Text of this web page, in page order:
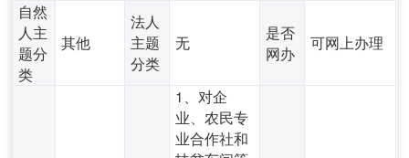
自然
人主
题分
类
其他
法人
主题
分类
无
是否
网办
可网上办理
1、对企
业、农民专
业合作社和